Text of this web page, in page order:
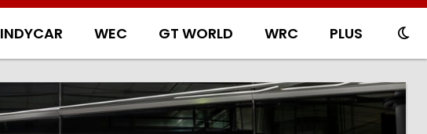
INDYCAR WEC GT WORLD WRC PLUS